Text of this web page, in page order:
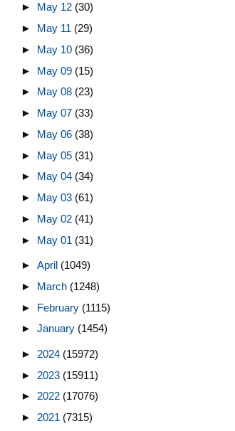
► May 12 (30)
► May 11 (29)
► May 10 (36)
► May 09 (15)
► May 08 (23)
► May 07 (33)
► May 06 (38)
► May 05 (31)
► May 04 (34)
► May 03 (61)
► May 02 (41)
► May 01 (31)
► April (1049)
► March (1248)
► February (1115)
► January (1454)
► 2024 (15972)
► 2023 (15911)
► 2022 (17076)
► 2021 (7315)